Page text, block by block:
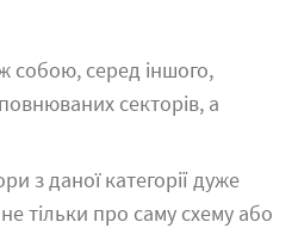
собою, серед іншого,
секторів, а
з даної категорії дуже
тільки про саму схему або